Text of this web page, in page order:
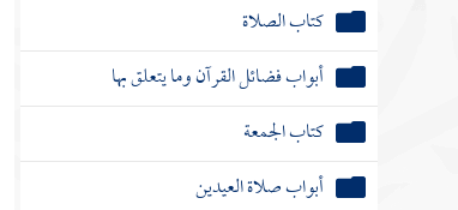
كتاب الصلاة
أبواب فضائل القرآن وما يتعلق بها
كتاب الجمعة
أبواب صلاة العيدين